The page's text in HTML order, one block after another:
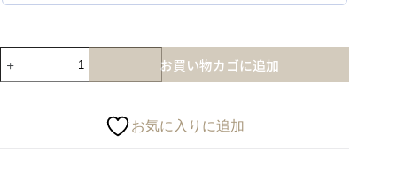
お買い物カゴに追加
お気に入りに追加